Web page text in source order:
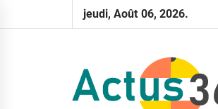
to
jeudi, Août 06, 2026.